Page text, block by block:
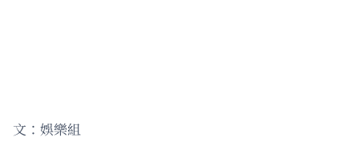
文：娛樂組